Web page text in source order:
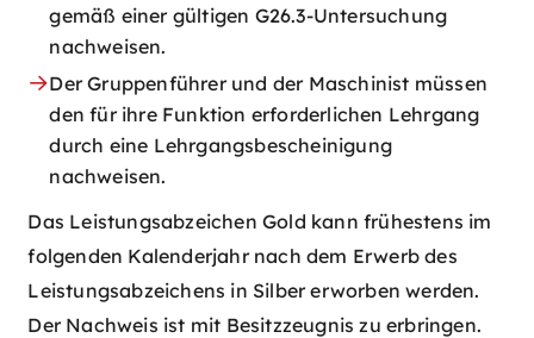
gemäß einer gültigen G26.3-Untersuchung
nachweisen.
Der Gruppenführer und der Maschinist müssen
den für ihre Funktion erforderlichen Lehrgang
durch eine Lehrgangsbescheinigung
nachweisen.
Das Leistungsabzeichen Gold kann frühestens im
folgenden Kalenderjahr nach dem Erwerb des
Leistungsabzeichens in Silber erworben werden.
Der Nachweis ist mit Besitzzeugnis zu erbringen.